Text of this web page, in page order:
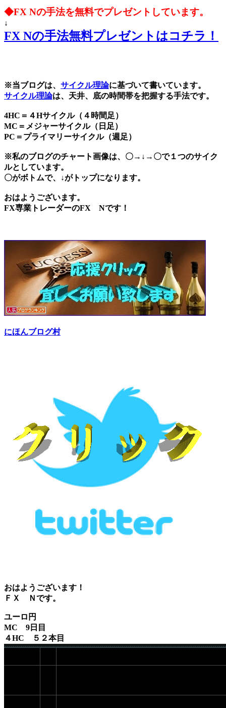
◆FX Nの手法を無料でプレゼントしています。
↓
FX Nの手法無料プレゼントはコチラ！
※当ブログは、 サイクル理論に基づいて書いています。
サイクル理論は、天井、底の時間帯を把握する手法です。
4HC＝４Hサイクル（４時間足）
MC＝メジャーサイクル（日足）
PC＝プライマリーサイクル（週足）
※私のブログのチャート画像は、〇→↓→〇で１つのサイク
ルとしています。
〇がボトムで、↓がトップになります。
おはようございます。
FX専業トレーダーのFX Nです！
にほんブログ村
おはようございます！
ＦＸ Ｎです。
ユーロ円
MC 9日目
４HC ５２本目